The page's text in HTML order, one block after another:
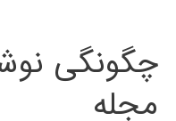
چگونگی
مجله